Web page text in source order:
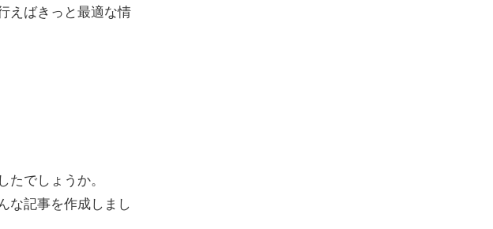
えばきっと最適な情
でしょうか。
な記事を作成しまし